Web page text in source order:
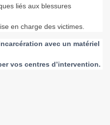
liés aux blessures
en charge des victimes.
avec un matériel
vos centres d’intervention.